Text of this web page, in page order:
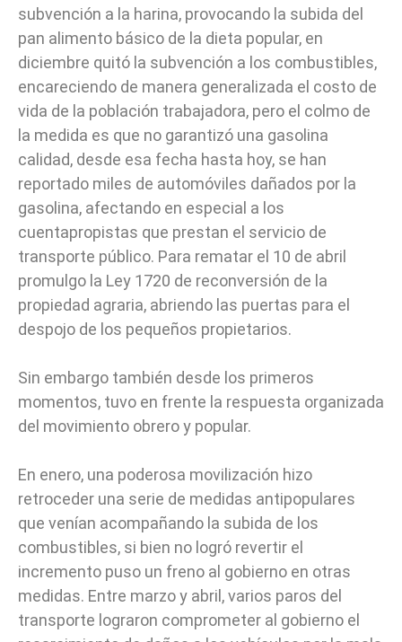
subvención a la harina, provocando la subida del
pan alimento básico de la dieta popular, en
diciembre quitó la subvención a los combustibles,
encareciendo de manera generalizada el costo de
vida de la población trabajadora, pero el colmo de
la medida es que no garantizó una gasolina
calidad, desde esa fecha hasta hoy, se han
reportado miles de automóviles dañados por la
gasolina, afectando en especial a los
cuentapropistas que prestan el servicio de
transporte público. Para rematar el 10 de abril
promulgo la Ley 1720 de reconversión de la
propiedad agraria, abriendo las puertas para el
despojo de los pequeños propietarios.
Sin embargo también desde los primeros
momentos, tuvo en frente la respuesta organizada
del movimiento obrero y popular.
En enero, una poderosa movilización hizo
retroceder una serie de medidas antipopulares
que venían acompañando la subida de los
combustibles, si bien no logró revertir el
incremento puso un freno al gobierno en otras
medidas. Entre marzo y abril, varios paros del
transporte lograron comprometer al gobierno el